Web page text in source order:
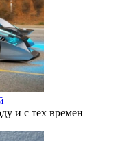
и с тех времен